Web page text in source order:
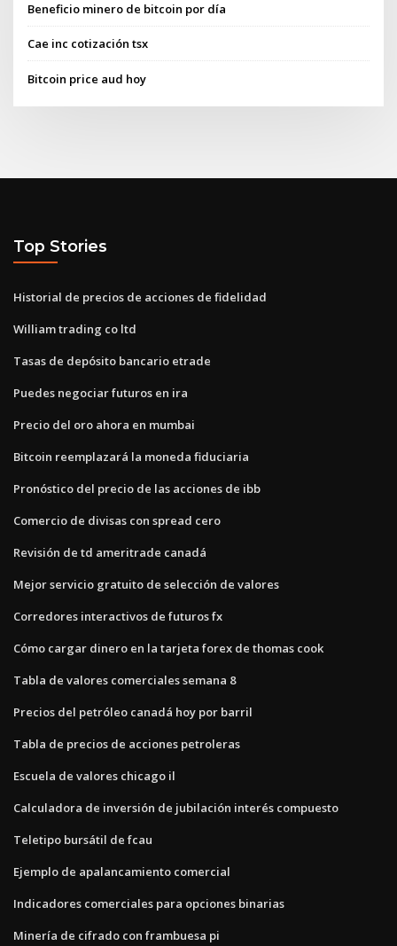
Beneficio minero de bitcoin por día
Cae inc cotización tsx
Bitcoin price aud hoy
Top Stories
Historial de precios de acciones de fidelidad
William trading co ltd
Tasas de depósito bancario etrade
Puedes negociar futuros en ira
Precio del oro ahora en mumbai
Bitcoin reemplazará la moneda fiduciaria
Pronóstico del precio de las acciones de ibb
Comercio de divisas con spread cero
Revisión de td ameritrade canadá
Mejor servicio gratuito de selección de valores
Corredores interactivos de futuros fx
Cómo cargar dinero en la tarjeta forex de thomas cook
Tabla de valores comerciales semana 8
Precios del petróleo canadá hoy por barril
Tabla de precios de acciones petroleras
Escuela de valores chicago il
Calculadora de inversión de jubilación interés compuesto
Teletipo bursátil de fcau
Ejemplo de apalancamiento comercial
Indicadores comerciales para opciones binarias
Minería de cifrado con frambuesa pi